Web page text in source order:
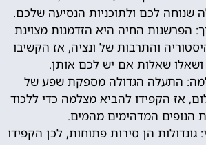
שנוחה לכם ולתוכניות הנסיעה שלכם.
הפרשנות החיה היא הזדמנות מצוינת
והתרבות של ונציה, אז הקשיבו
ושאלו שאלות אם יש לכם אותן.
התעלה הגדולה מספקת שפע של
אז הקפידו להביא מצלמה כדי ללכוד
הנופים המדהימים מהמים.
גונדולות הן סירות פתוחות, לכן הקפידו